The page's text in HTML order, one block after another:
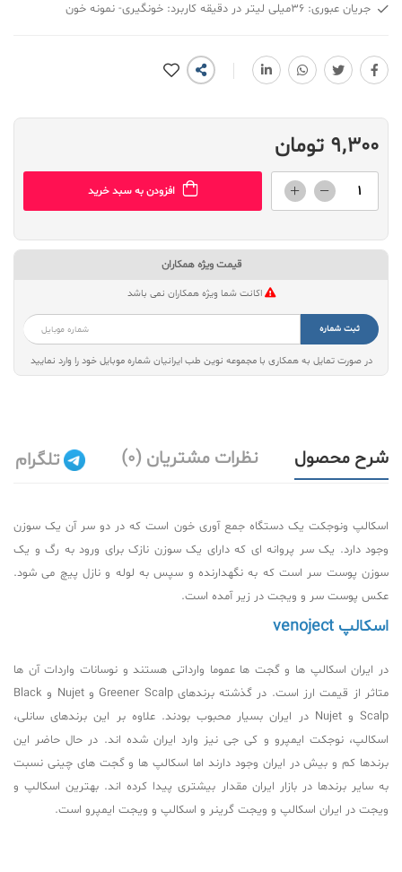
جریان عبوری: 36میلی لیتر در دقیقه کاربرد: خونگیری- نمونه خون
9,300 تومان
افزودن به سبد خرید
قیمت ویژه همکاران
اکانت شما ویژه همکاران نمی باشد
ثبت شماره
در صورت تمایل به همکاری با مجموعه نوین طب ایرانیان شماره موبایل خود را وارد نمایید
شرح محصول نظرات مشتریان (0) تلگرام
اسکالپ ونوجکت یک دستگاه جمع آوری خون است که در دو سر آن یک سوزن
وجود دارد. یک سر پروانه ای که دارای یک سوزن نازک برای ورود به رگ و یک
سوزن پوست سر است که به نگهدارنده و سپس به لوله و نازل پیچ می شود.
عکس پوست سر و ویجت در زیر آمده است.
اسکالپ venoject
در ایران اسکالپ ها و گجت ها عموما وارداتی هستند و نوسانات واردات آن ها
متاثر از قیمت ارز است. در گذشته برندهای Greener Scalp و Nujet و Black
Scalp و Nujet در ایران بسیار محبوب بودند. علاوه بر این برندهای سانلی،
اسکالپ، نوجکت ایمپرو و ​​کی جی نیز وارد ایران شده اند. در حال حاضر این
برندها کم و بیش در ایران وجود دارند اما اسکالپ ها و گجت های چینی نسبت
به سایر برندها در بازار ایران مقدار بیشتری پیدا کرده اند. بهترین اسکالپ و
ویجت در ایران اسکالپ و ویجت گرینر و اسکالپ و ویجت ایمپرو است.